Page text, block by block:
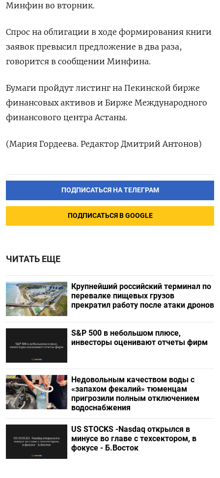
Минфин ​во ‌вторник.
Спрос на ​облигации в ‌ходе формирования книги
заявок ​превысил предложение ​в ‌два раза, ​
говорится в сообщении Минфина.
Бумаги пройдут листинг на Пекинской бирже ​
финансовых ⁠активов и Бирже Международного
‌финансового ‌центра Астаны.
(Мария Гордеева. ​Редактор Дмитрий ‌Антонов)
ПОДПИСАТЬСЯ НА ТЕЛЕГРАМ
ПОДПИСАТЬСЯ В GOOGLE
ЧИТАТЬ ЕЩЕ
Крупнейший российский терминал по
перевалке пищевых грузов
прекратил работу после атаки дронов
S&P 500 в небольшом плюсе,
инвесторы оценивают отчеты фирм
Недовольным качеством воды с
«запахом фекалий» тюменцам
пригрозили полным отключением
водоснабжения
US STOCKS -Nasdaq открылся в
минусе во главе с техсектором, в
фокусе - Б.Восток